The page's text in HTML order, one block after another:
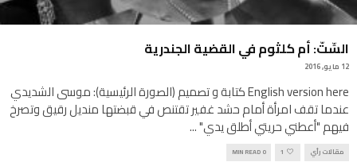
السِّتّ: أم كلثوم في القضية الجندرية
12 مايو, 2016
English version here كتابة و تصميم (الصورة الرئيسية): موسى الشديدي
عندما تقف امرأة أمام حشد غفير تقتنص في قبضتها منديل رقيق وتصرخ
فيهم "أعطني حريتي أطلق يدي"...
مقالات رأي 1
0 MIN READ